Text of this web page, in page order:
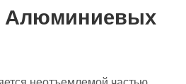
Алюминиевых